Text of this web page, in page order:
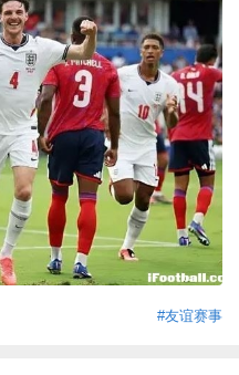
#友谊赛事